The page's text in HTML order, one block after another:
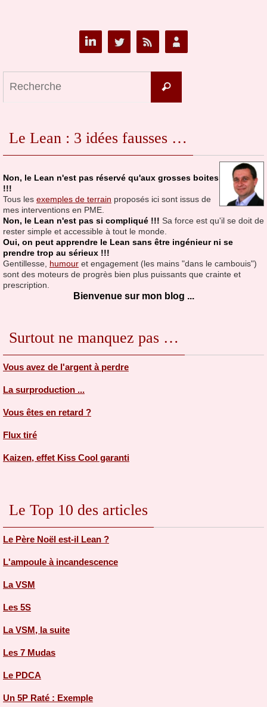
Recherche
Le Lean : 3 idées fausses …
Non, le Lean n'est pas réservé qu'aux grosses boites
!!!
Tous les exemples de terrain proposés ici sont issus de
mes interventions en PME.
Non, le Lean n'est pas si compliqué !!! Sa force est qu'il se doit de
rester simple et accessible à tout le monde.
Oui, on peut apprendre le Lean sans être ingénieur ni se
prendre trop au sérieux !!!
Gentillesse, humour et engagement (les mains "dans le cambouis")
sont des moteurs de progrès bien plus puissants que crainte et
prescription.
Bienvenue sur mon blog ...
Surtout ne manquez pas …
Vous avez de l'argent à perdre
La surproduction ...
Vous êtes en retard ?
Flux tiré
Kaizen, effet Kiss Cool garanti
Le Top 10 des articles
Le Père Noël est-il Lean ?
L'ampoule à incandescence
La VSM
Les 5S
La VSM, la suite
Les 7 Mudas
Le PDCA
Un 5P Raté : Exemple